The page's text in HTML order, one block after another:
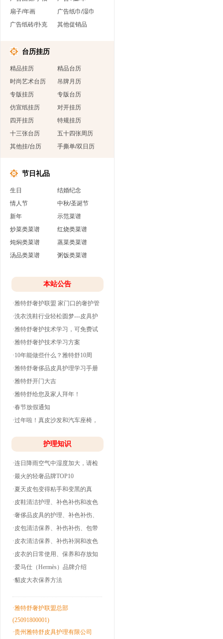
扇子/年画
广告纸巾/湿巾
广告纸砖/扑克
其他促销品
台历挂历
精品挂历
精品台历
时尚艺术台历
吊牌月历
专版挂历
专版台历
仿宣纸挂历
对开挂历
四开挂历
特规挂历
十三张台历
五十四张周历
其他挂/台历
手撕单/双日历
节日礼品
生日
结婚纪念
情人节
中秋/圣诞节
新年
示范菜谱
炒菜类菜谱
红烧类菜谱
炖焖类菜谱
蒸菜类菜谱
汤品类菜谱
粥饭类菜谱
本站公告
·雅特舒奢护联盟 家门口的奢护管
家
·洗衣洗鞋行业轻松圆梦---皮具护
理
·雅特舒奢护技术学习，可免费试
学并分期付款
·雅特舒奢护技术学习方案
·10年能做些什么？雅特舒10周
年。
·雅特舒奢侈品皮具护理学习手册
·雅特舒开门大吉
·雅特舒给您及家人拜年！
·春节放假通知
·过年啦！真皮沙发和汽车座椅，
护理知识
·连日降雨空气中湿度加大，请检
查下你的皮衣
·最火的轻奢品牌TOP10
·夏天皮包变得粘手和变黑的真
相！
·皮鞋清洁护理、补色补伤和改色
翻新！
·奢侈品皮具的护理、补色补伤、
包带油边和翻
·皮包清洁保养、补伤补伤、包带
洞边和改色翻
·皮衣清洁保养、补伤补洞和改色
翻新！
·皮衣的日常使用、保养和存放知
识！
·爱马仕（Hermès）品牌介绍
·貂皮大衣保养方法
·雅特舒奢护联盟总部
(25091800001)
·贵州雅特舒皮具护理有限公司